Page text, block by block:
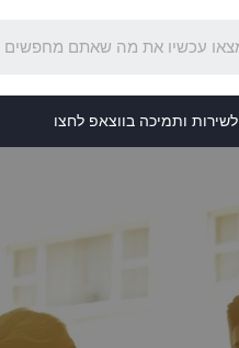
לשירות ותמיכה בווצאפ לחצו